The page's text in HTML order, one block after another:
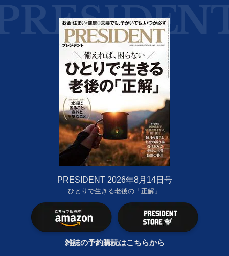
PRESIDENT 2026年8月14日号
ひとりで生きる老後の「正解」
雑誌の予約購読はこちらから